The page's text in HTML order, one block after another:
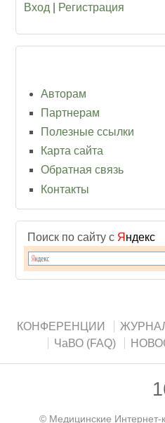
Вход Регистрация
Авторам
Партнерам
Полезные ссылки
Карта сайта
Обратная связь
Контакты
Поиск по сайту с Я ндекс
КОНФЕРЕНЦИИ
ЧаВО (FAQ)
© Медицинские